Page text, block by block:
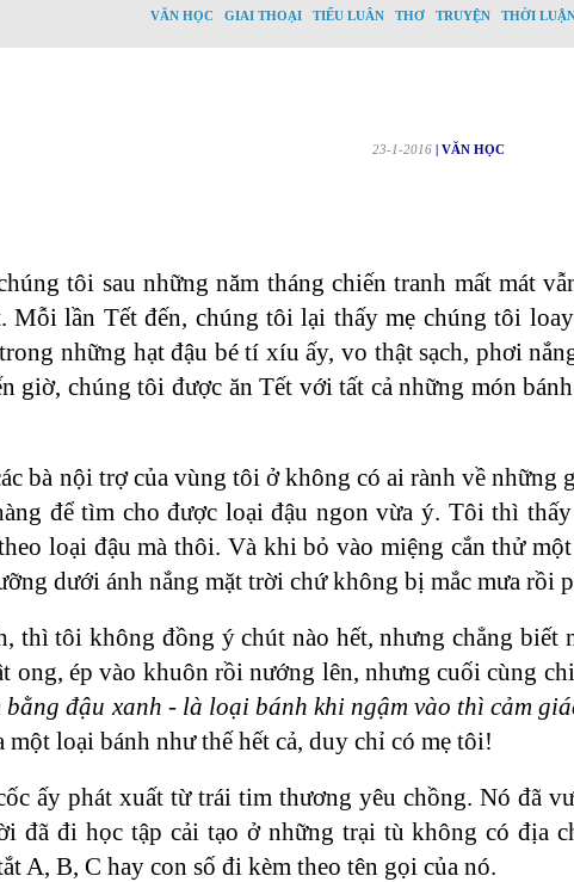
VĂN HỌC GIAI THOẠI TIỂU LUÂN THƠ TRUYỆN THỜI
23-1-2016 | VĂN HỌC
tôi sau những năm tháng chiến tranh mất mát
Mỗi lần Tết đến, chúng tôi lại thấy mẹ chúng tôi
những hạt đậu bé tí xíu ấy, vo thật sạch, phơi
giờ, chúng tôi được ăn Tết với tất cả những món
bà nội trợ của vùng tôi ở không có ai rành về
để tìm cho được loại đậu ngon vừa ý. Tôi thì
loại đậu mà thôi. Và khi bỏ vào miệng cắn thử
dưới ánh nắng mặt trời chứ không bị mắc mưa rồi
thì tôi không đồng ý chút nào hết, nhưng chẳng
ong, ép vào khuôn rồi nướng lên, nhưng cuối cùng
bằng đậu xanh - là loại bánh khi ngậm vào thì cảm
loại bánh như thế hết cả, duy chỉ có mẹ tôi!
ấy phát xuất từ trái tim thương yêu chồng. Nó đã
đã đi học tập cải tạo ở những trại tù không có địa
A, B, C hay con số đi kèm theo tên gọi của nó.